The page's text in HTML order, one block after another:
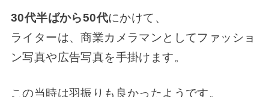
30代半ばから50代にかけて、
ライターは、商業カメラマンとしてファッショ
ン写真や広告写真を手掛けます。
この当時は羽振りも良かったようです。